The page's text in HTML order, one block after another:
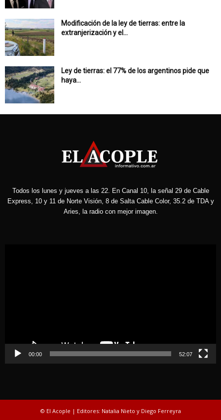
Modificación de la ley de tierras: entre la
extranjerización y el...
Ley de tierras: el 77% de los argentinos pide que
haya...
Todos los lunes y jueves a las 22. En Canal 10, la señal 29 de Cable
Express, 10 y 11 de Norte Visión, 8 de Salta Cable Color, 35.2 de TDA y
Aries, la radio con mejor imagen.
00:00 52:07
© El Acople | Editores: Natalia Nieto y Diego Ferreyra